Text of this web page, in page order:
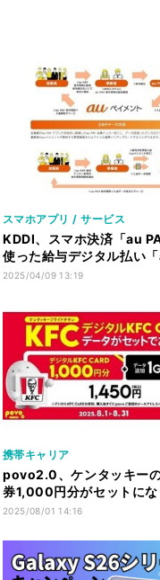
スマホアプリ / サービス
KDDI、スマホ決済「au
使った給与デジタル払い
給与受取」を開始へ
2025/04/09 13:19
携帯キャリア
povo2.0、ケンタッキー
券1,000円分がセットにな
ッピング
2025/08/01 14:16